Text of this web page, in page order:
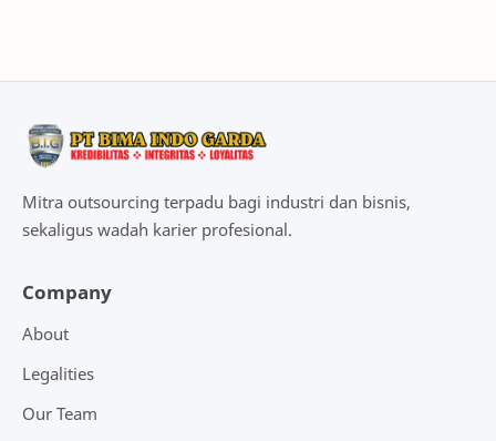
Mitra outsourcing terpadu bagi industri dan bisnis,
sekaligus wadah karier profesional.
Company
About
Legalities
Our Team